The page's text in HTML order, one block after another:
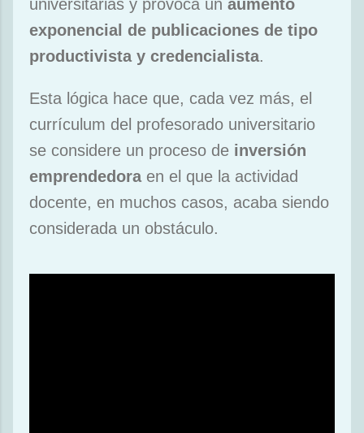
universitarias y provoca un aumento
exponencial de publicaciones de tipo
productivista y credencialista.
Esta lógica hace que, cada vez más, el
currículum del profesorado universitario
se considere un proceso de inversión
emprendedora en el que la actividad
docente, en muchos casos, acaba siendo
considerada un obstáculo.